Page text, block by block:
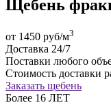
Щебень
от 1450 руб/м3
Доставка 24/7
Поставки любого
Стоимость доставки
Заказать щебень
Более 16 ЛЕТ